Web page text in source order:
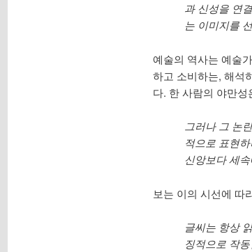
과 신성을 연
는 이미지를
예술의 역사는 예술
하고 소비하는, 해석
다. 한 사람의 야만
그러나 그 논
적으로 표현
신앙보다 세
보는 이의 시선에 따
글씨는 항상
징적으로 작